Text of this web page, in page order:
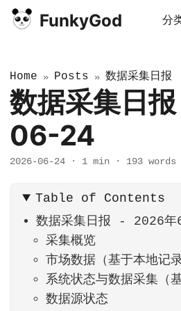
FunkyGod 分
Home » Posts » 数据采集日报
数据采集日
06-24
2026-06-24 · 1 min · 193 words
Table of Contents
数据采集日报 - 2026年
采集概览
市场数据（基于本地记录
系统状态与数据采集（
数据源状态